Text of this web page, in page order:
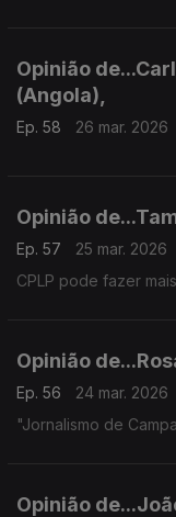
Opinião
(Angola),
Ep. 58 26 mar. 2026
Opinião
Ep. 57
25 mar. 2026
CPLP pode fazer
Opinião
Ep. 56
24 mar. 2026
"Jornalismo de
Opinião